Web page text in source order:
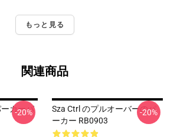
もっと見る
関連商品
カーパ
-20%
Sza Ctrl のプルオーバーのパ
ーカー RB0903
-20%